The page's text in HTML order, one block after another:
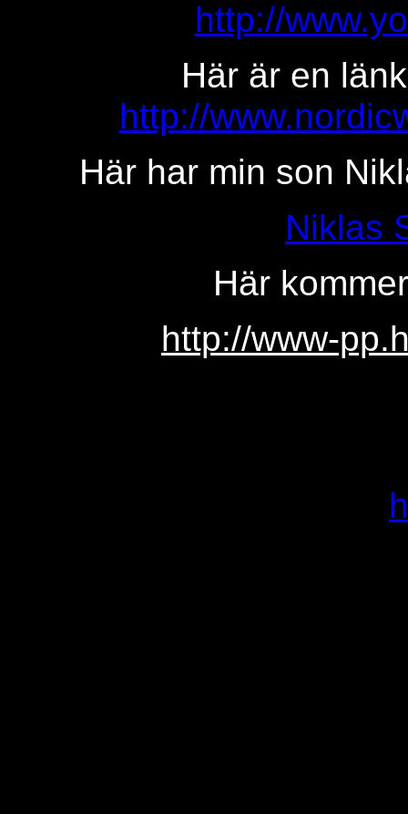
http://
Här är en
http://
Här har min son
Niklas
Här
http://www-